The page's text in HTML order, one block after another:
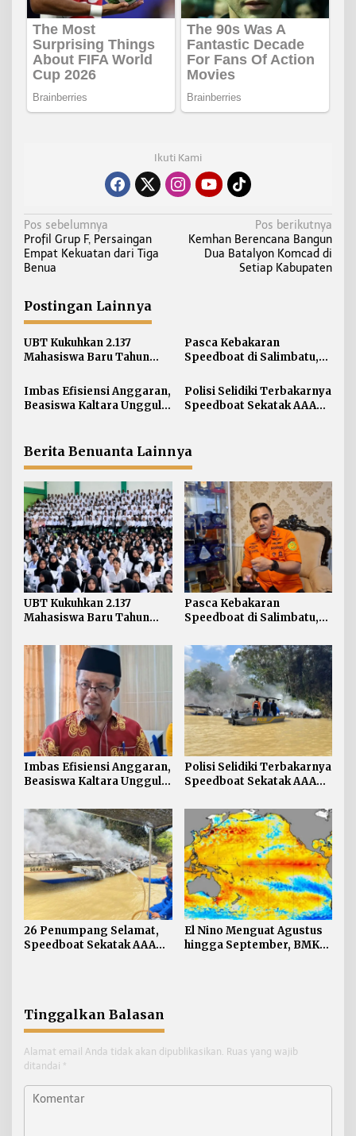
Ikuti Kami
N
a
v
g
a
s
i
o
Pos sebelumnya
Profil Grup F, Persaingan
Empat Kekuatan dari Tiga
Benua
Pos berikutnya
Kemhan Berencana Bangun
Dua Batalyon Komcad di
Setiap Kabupaten
Postingan Lainnya
UBT Kukuhkan 2.137
Mahasiswa Baru Tahun
Pasca Kebakaran
Speedboat di Salimbatu,
Pentingnya Standar
Keselamatan
Imbas Efisiensi Anggaran,
Beasiswa Kaltara Unggul
Polisi Selidiki Terbakarnya
Speedboat Sekatak AAA
Berita Benuanta Lainnya
UBT Kukuhkan 2.137
Mahasiswa Baru Tahun
Pasca Kebakaran
Speedboat di Salimbatu,
Pentingnya Standar
Keselamatan
Imbas Efisiensi Anggaran,
Beasiswa Kaltara Unggul
Skema
Polisi Selidiki Terbakarnya
Speedboat Sekatak AAA
Diduga dari Genset
26 Penumpang Selamat,
Speedboat Sekatak AAA
El Nino Menguat Agustus
hingga September, BMKG:
Tinggalkan Balasan
Alamat email Anda tidak akan dipublikasikan. Ruas yang wajib
ditandai *